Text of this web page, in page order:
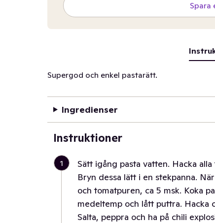
Spara
Supergod och enkel pastarätt.
Ingredienser
Instruktioner
1
Sätt igång pasta vatten. Hacka
Bryn dessa lätt i en stekpanna.
och tomatpuren, ca 5 msk. Koka
medeltemp och lått puttra. Hacka
Salta, peppra och ha på chili